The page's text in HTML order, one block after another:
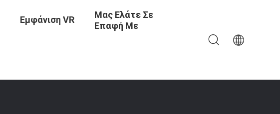
Εμφάνιση VR
Μας Ελάτε Σε
Επαφή Με